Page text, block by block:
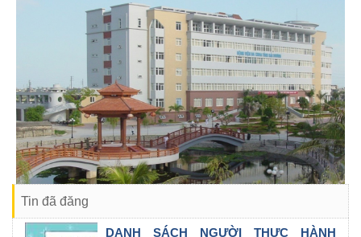
Tin đã đăng
DANH SÁCH NGƯỜI THỰC HÀNH